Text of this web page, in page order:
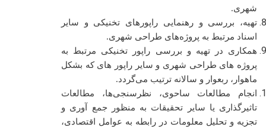
شهری.
تهیه، بررسی و رهنمایی راپورهای تخنیکی و سایر
اسناد مرتبط به پروژه‌های طراحی شهری.
همکاری در تهیه و بررسی راپور تخنیکی مرتبط به
پروژه های طراحی شهری و سایر راپور های که بشکل
ماهوار، ربعوار و سالانه ترتیب می‌گردد.
انجام مطالعات ساحوی، نظرسنجی‌ها، مطالعات
تاثیرگذاری یا سایر تحقیقات به منظور جمع آوری و
تجزیه و تحلیل معلومات در رابطه به عوامل اقتصادی،